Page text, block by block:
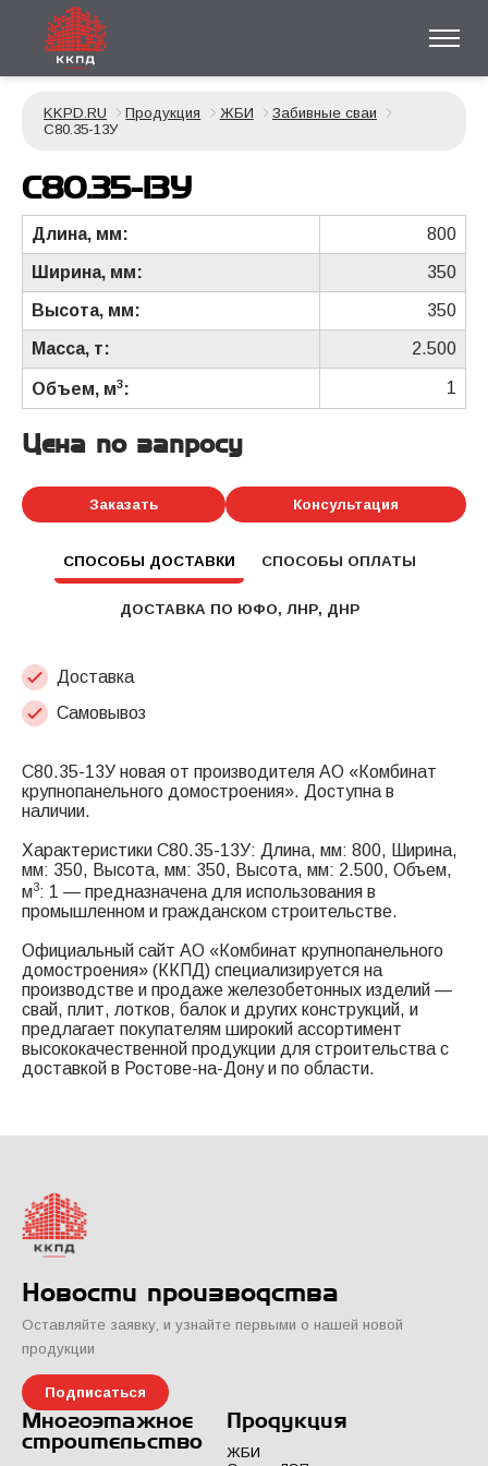
KKPD.RU Продукция ЖБИ
Забивные сваи
С80.35-13У
С80.35-13У
Длина, мм: 800
Ширина, мм: 350
Высота, мм: 350
Масса, т: 2.500
Объем, м3: 1
Цена по запросу
Заказать Консультация
СПОСОБЫ ДОСТАВКИ СПОСОБЫ ОПЛАТЫ
ДОСТАВКА ПО ЮФО, ЛНР, ДНР
Доставка
Самовывоз
С80.35-13У новая от производителя АО «Комбинат
крупнопанельного домостроения». Доступна в
наличии.
Характеристики С80.35-13У: Длина, мм: 800, Ширина,
мм: 350, Высота, мм: 350, Высота, мм: 2.500, Объем,
м3: 1 — предназначена для использования в
промышленном и гражданском строительстве.
Официальный сайт АО «Комбинат крупнопанельного
домостроения» (ККПД) специализируется на
производстве и продаже железобетонных изделий —
свай, плит, лотков, балок и других конструкций, и
предлагает покупателям широкий ассортимент
высококачественной продукции для строительства с
доставкой в Ростове-на-Дону и по области.
Новости производства
Оставляйте заявку, и узнайте первыми о нашей новой
продукции
Подписаться
Многоэтажное
строительство
Продукция
ЖБИ